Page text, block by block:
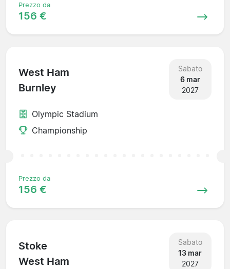
Prezzo da
156 €
West Ham
Burnley
Sabato
6 mar
2027
Olympic Stadium
Championship
Prezzo da
156 €
Stoke
West Ham
Sabato
13 mar
2027